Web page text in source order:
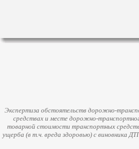
Экспертиза обстоятельств дорожно-
средствах и месте дорожно-
товарной стоимости транспортных
ущерба (в т.ч. вреда здоровью) с виновника